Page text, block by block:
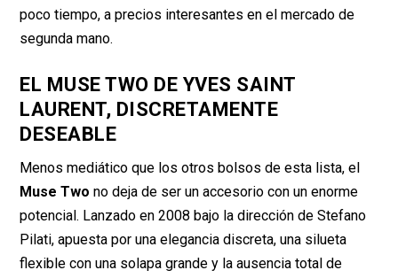
poco tiempo, a precios interesantes en el mercado de
segunda mano.
EL MUSE TWO DE YVES SAINT
LAURENT, DISCRETAMENTE
DESEABLE
Menos mediático que los otros bolsos de esta lista, el
Muse Two no deja de ser un accesorio con un enorme
potencial. Lanzado en 2008 bajo la dirección de Stefano
Pilati, apuesta por una elegancia discreta, una silueta
flexible con una solapa grande y la ausencia total de